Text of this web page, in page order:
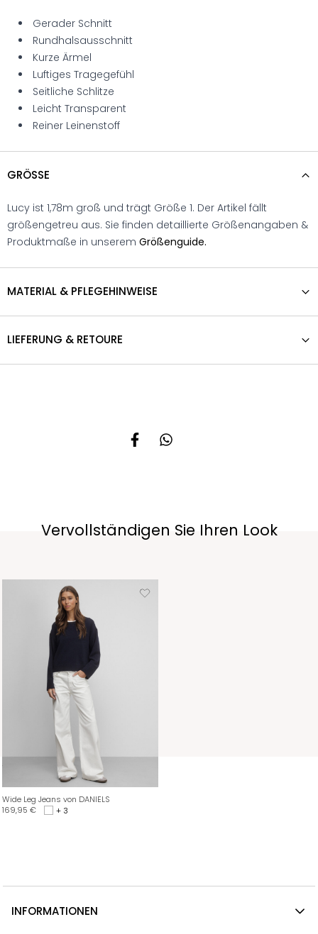
Gerader Schnitt
Rundhalsausschnitt
Kurze Ärmel
Luftiges Tragegefühl
Seitliche Schlitze
Leicht Transparent
Reiner Leinenstoff
GRÖSSE
Lucy ist 1,78m groß und trägt Größe 1. Der Artikel fällt
größengetreu aus. Sie finden detaillierte Größenangaben &
Produktmaße in unserem Größenguide.
MATERIAL & PFLEGEHINWEISE
LIEFERUNG & RETOURE
Vervollständigen Sie Ihren Look
Wide Leg Jeans von DANIELS
169,95 € + 3
INFORMATIONEN